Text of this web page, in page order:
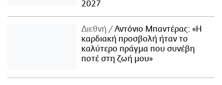
2027
Διεθνή
Αντόνιο Μπαντέρας: «Η
καρδιακή προσβολή ήταν το
καλύτερο πράγμα που συνέβη
ποτέ στη ζωή μου»